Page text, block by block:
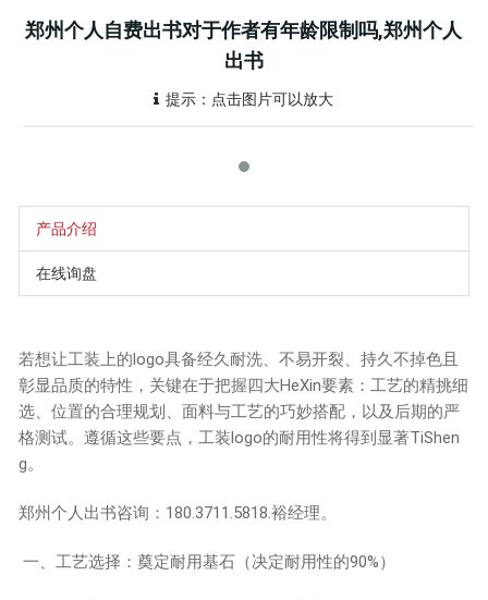
郑州个人自费出书对于作者有年龄限制吗,郑州个人
出书
提示：点击图片可以放大
产品介绍
在线询盘
若想让工装上的logo具备经久耐洗、不易开裂、持久不掉色且
彰显品质的特性，关键在于把握四大HeXin要素：工艺的精挑细
选、位置的合理规划、面料与工艺的巧妙搭配，以及后期的严
格测试。遵循这些要点，工装logo的耐用性将得到显著TiShen
g。
郑州个人出书咨询：180.3711.5818.裕经理。
一、工艺选择：奠定耐用基石（决定耐用性的90%）